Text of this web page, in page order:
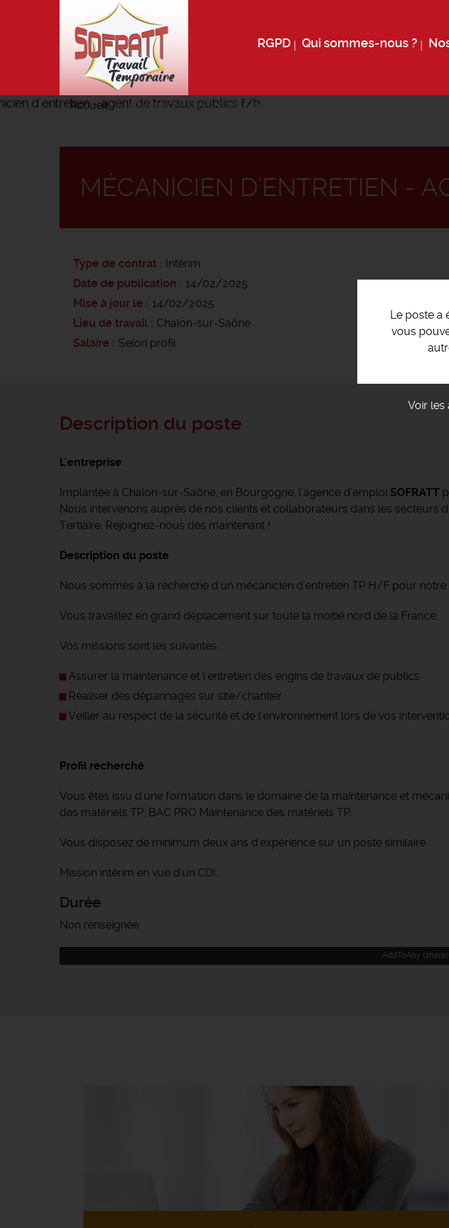
RGPD Qui sommes-nous ?
Accueil Mécanicien d'entretien - agent de travaux publics f/h
Le poste a
vous
Voir les
MÉCANICIEN D'ENTRETIEN -
Type de contrat
Intérim
Date de publication
14/02/2025
Mise à jour le
14/02/2025
Lieu de travail
Chalon-sur-Saône
Salaire
Selon profil
Description du poste
L'entreprise
Implantée à Chalon-sur-Saône, en Bourgogne, l’agence d’emploi SOFRATT
Nous intervenons auprès de nos clients et collaborateurs dans les secteurs
Tertiaire. Rejoignez-nous dès maintenant !
Description du poste
Nous sommes à la recherche d'un mécanicien d'entretien TP H/F pour notre
Vous travaillez en grand déplacement sur toute la moitié nord de la France.
Vos missions sont les suivantes :
Assurer la maintenance et l'entretien des engins de travaux de publics
Réaliser des dépannages sur site/chantier
Veiller au respect de la sécurité et de l'environnement lors de vos
Profil recherché
Vous êtes issu d'une formation dans le domaine de la maintenance et
des matériels TP, BAC PRO Maintenance des matériels TP.
Vous disposez de minimum deux ans d'expérience sur un poste similaire.
Mission intérim en vue d'un CDI.
Durée
Non renseignée
AddToAny